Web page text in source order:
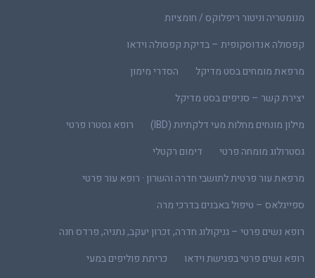
מנומטריה וניטור ריפלוקס / חומציות
קפסולה אנדוסקופית – בדיקת קפסולה וידאו
מרפאת מומחים בסט מדיקל
הסדרי מימון
יצירת קשר – סניפים בסט מדיקל
מילון מונחים מחלות מעי דלקתיות (IBD)
רופא גסטרו פרטי
גסטרולוג מומחה פרטי
דימום רקטלי
מרפאת עור פרטית לתושבי חדרה והשרון · רופא עור פרטי
ספייגלאס – טיפול באבנים בדרכי מרה
רופא נשים פרטי – גניקולוג חדרה, זכרון יעקב, נתניה, פרדס חנה
רופא נשים פרטי בפגישת וידאו
כריתת פוליפים במעי